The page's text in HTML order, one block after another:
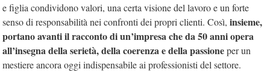
e figlia condividono valori, una certa visione del lavoro e un forte
senso di responsabilità nei confronti dei propri clienti. Così, insieme,
portano avanti il racconto di un’impresa che da 50 anni opera
all’insegna della serietà, della coerenza e della passioneper un
mestiere ancora oggi indispensabile ai professionisti del settore.